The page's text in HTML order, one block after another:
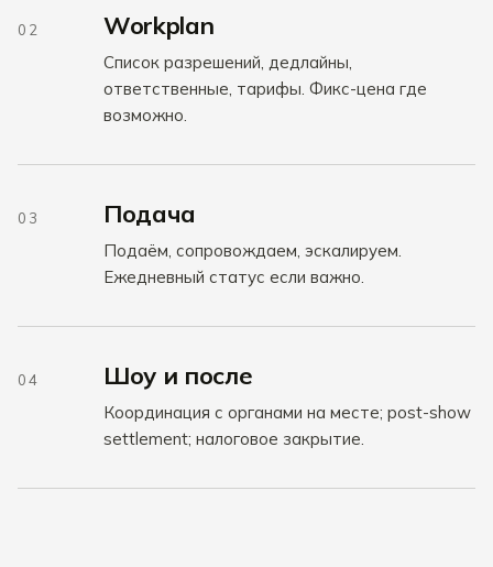
02 Workplan
Список разрешений, дедлайны,
ответственные, тарифы. Фикс-цена где
возможно.
03 Подача
Подаём, сопровождаем, эскалируем.
Ежедневный статус если важно.
04 Шоу и после
Координация с органами на месте; post-show
settlement; налоговое закрытие.